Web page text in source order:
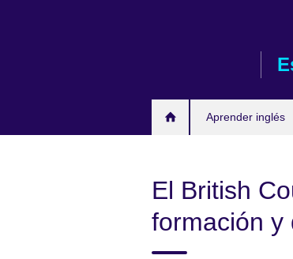
Aprender inglés
El British
formación y